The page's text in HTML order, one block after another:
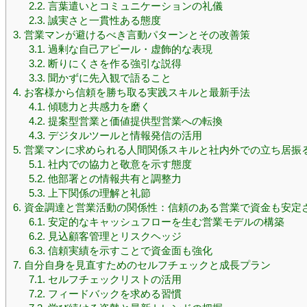
2.2. 言葉遣いとコミュニケーションの礼儀
2.3. 誠実さと一貫性ある態度
3. 営業マンが避けるべき言動パターンとその改善策
3.1. 過剰な自己アピール・虚飾的な表現
3.2. 断りにくさを作る強引な説得
3.3. 聞かずに先入観で語ること
4. お客様から信頼を勝ち取る実践スキルと最新手法
4.1. 傾聴力と共感力を磨く
4.2. 提案型営業と価値提供型営業への転換
4.3. デジタルツールと情報発信の活用
5. 営業マンに求められる人間関係スキルと社内外での立ち居振
5.1. 社内での協力と敬意を示す態度
5.2. 他部署との情報共有と調整力
5.3. 上下関係の理解と礼節
6. 資金調達と営業活動の関係性：信頼のある営業で資金も安定
6.1. 安定的なキャッシュフローを生む営業モデルの構築
6.2. 見込顧客管理とリスクヘッジ
6.3. 信頼実績を示すことで資金面も強化
7. 自分自身を見直すためのセルフチェックと成長プラン
7.1. セルフチェックリストの活用
7.2. フィードバックを求める習慣